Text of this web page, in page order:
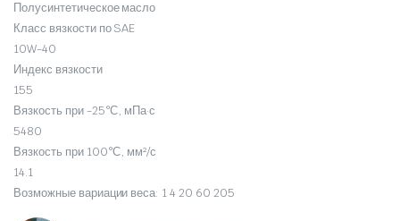
Полусинтетическое масло
Класс вязкости по SAE
10W-40
Индекс вязкости
155
Вязкость при -25°С, мПа·с
5480
Вязкость при 100°С, мм²/с
14.1
Возможные вариации веса: 1 4 20 60 205